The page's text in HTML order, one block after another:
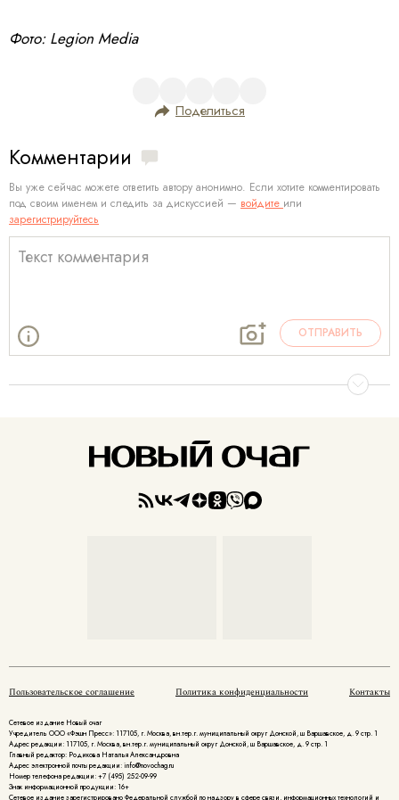
Фото: Legion Media
Поделиться
Комментарии
Вы уже сейчас можете ответить автору анонимно. Если хотите комментировать
под своим именем и следить за дискуссией — войдите или
зарегистрируйтесь
ОТПРАВИТЬ
Пользовательское соглашение Политика конфиденциальности Контакты
Сетевое издание Новый очаг
Учредитель ООО «Фэшн Пресс»: 117105, г. Москва, вн.тер.г. муниципальный округ Донской, ш Варшавское, д. 9 стр. 1
Адрес редакции: 117105, г. Москва, вн.тер.г. муниципальный округ Донской, ш Варшавское, д. 9 стр. 1
Главный редактор: Родикова Наталья Александровна
Адрес электронной почты редакции: info@novochag.ru
Номер телефона редакции: +7 (495) 252-09-99
Знак информационной продукции: 16+
Cетевое издание зарегистрировано Федеральной службой по надзору в сфере связи, информационных технологий и